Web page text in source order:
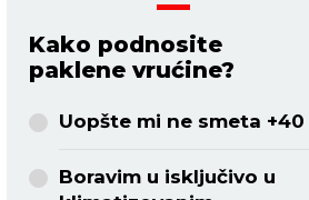
Kako podnosite
paklene vrućine?
Uopšte mi ne smeta +40
Boravim u isključivo u